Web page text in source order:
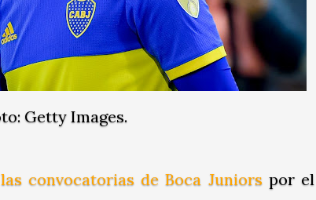
Getty Images.
convocatorias de Boca Juniorspor el